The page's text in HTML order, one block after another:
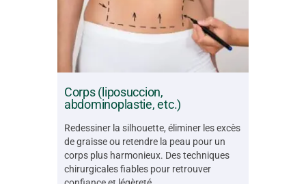
Corps (liposuccion,
abdominoplastie, etc.)
Redessiner la silhouette, éliminer les excès
de graisse ou retendre la peau pour un
corps plus harmonieux. Des techniques
chirurgicales fiables pour retrouver